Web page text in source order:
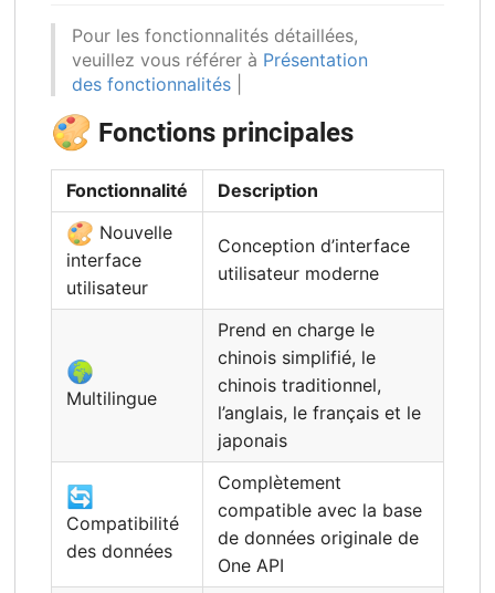
Pour les fonctionnalités détaillées,
veuillez vous référer à Présentation
des fonctionnalités
🎨 Fonctions principales
Fonctionnalité Description
🎨 Nouvelle
interface
utilisateur
Conception d’interface
utilisateur moderne
🌍
Multilingue
Prend en charge le
chinois simplifié, le
chinois traditionnel,
l’anglais, le français et le
japonais
🔄
Compatibilité
des données
Complètement
compatible avec la base
de données originale de
One API